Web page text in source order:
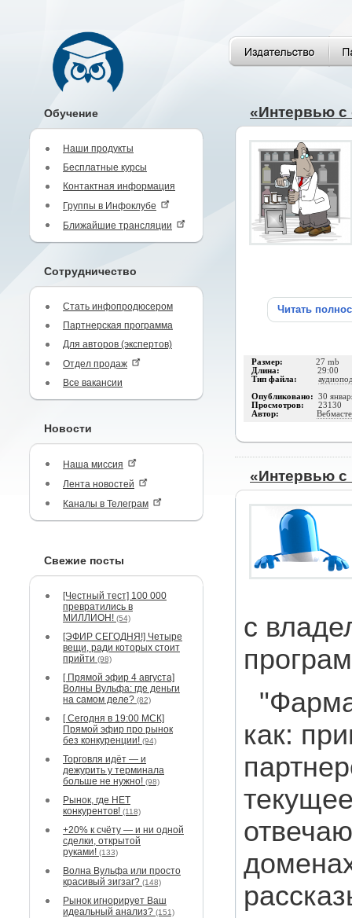
Обучение
Наши продукты
Бесплатные курсы
Контактная информация
Группы в Инфоклубе
Ближайшие трансляции
Сотрудничество
Стать инфопродюсером
Партнерская программа
Для авторов (экспертов)
Отдел продаж
Все вакансии
Новости
Наша миссия
Лента новостей
Каналы в Телеграм
Свежие посты
[Честный тест] 100 000
превратились в
МИЛЛИОН! (54)
[ЭФИР СЕГОДНЯ!] Четыре
вещи, ради которых стоит
прийти (98)
[ Прямой эфир 4 августа]
Волны Вульфа: где деньги
на самом деле? (82)
[ Сегодня в 19:00 МСК]
Прямой эфир про рынок
без конкуренции! (94)
Торговля идёт — и
дежурить у терминала
больше не нужно! (98)
Рынок, где НЕТ
конкурентов! (118)
+20% к счёту — и ни одной
сделки, открытой
руками! (133)
Волна Вульфа или просто
красивый зигзаг? (148)
Рынок игнорирует Ваш
идеальный анализ? (151)
«Интервью
Читать
Размер: 27 mb
Длина: 29:00
Тип файла:
Опубликовано: 30
Просмотров: 23130
Автор:
«Интервью с
с
как: